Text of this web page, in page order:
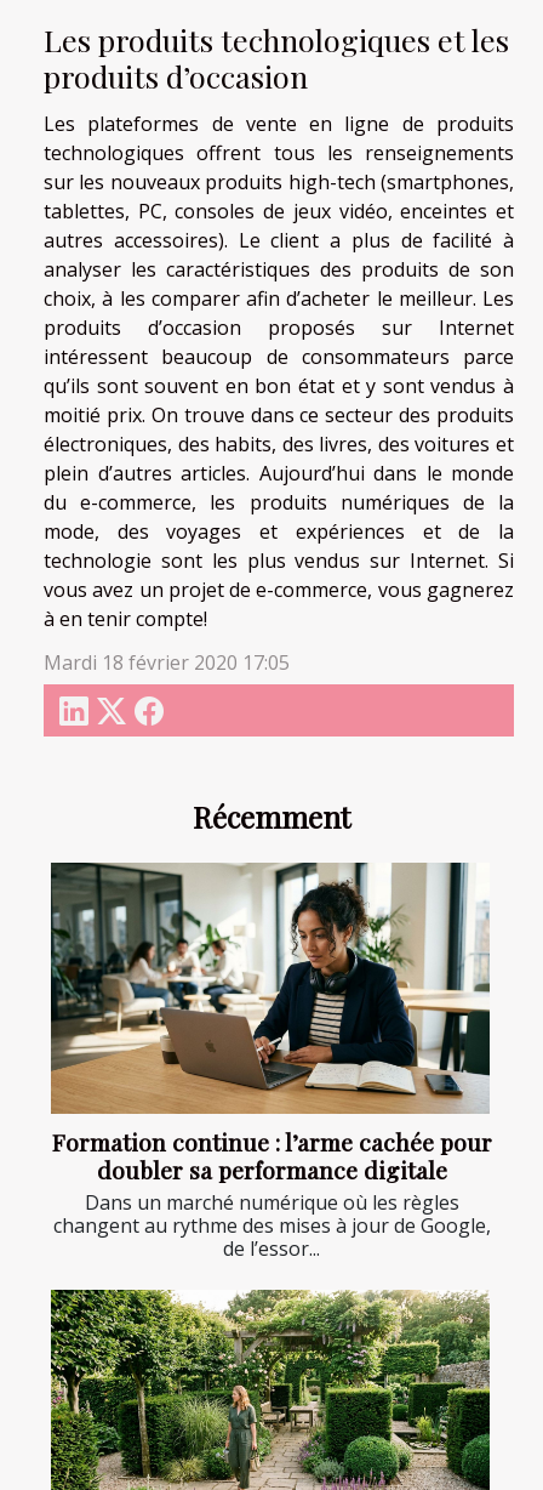
Récemment
Formation continue : l’arme cachée pour
doubler sa performance digitale
Dans un marché numérique où les règles
changent au rythme des mises à jour de Google,
de l’essor...
Les produits technologiques et les
produits d’occasion
Les plateformes de vente en ligne de produits
technologiques offrent tous les renseignements
sur les nouveaux produits high-tech (smartphones,
tablettes, PC, consoles de jeux vidéo, enceintes et
autres accessoires). Le client a plus de facilité à
analyser les caractéristiques des produits de son
choix, à les comparer afin d’acheter le meilleur. Les
produits d’occasion proposés sur Internet
intéressent beaucoup de consommateurs parce
qu’ils sont souvent en bon état et y sont vendus à
moitié prix. On trouve dans ce secteur des produits
électroniques, des habits, des livres, des voitures et
plein d’autres articles. Aujourd’hui dans le monde
du e-commerce, les produits numériques de la
mode, des voyages et expériences et de la
technologie sont les plus vendus sur Internet. Si
vous avez un projet de e-commerce, vous gagnerez
à en tenir compte!
Mardi 18 février 2020 17:05